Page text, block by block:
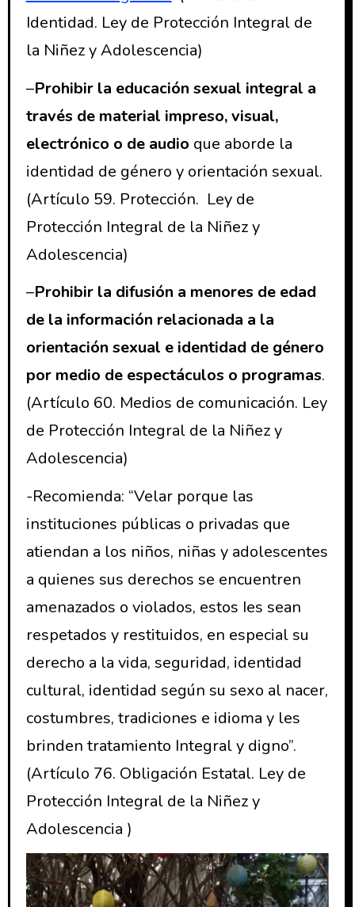
Identidad. Ley de Protección Integral de
la Niñez y Adolescencia)
–Prohibir la educación sexual integral a
través de material impreso, visual,
electrónico o de audio que aborde la
identidad de género y orientación sexual.
(Artículo 59. Protección. Ley de
Protección Integral de la Niñez y
Adolescencia)
–Prohibir la difusión a menores de edad
de la información relacionada a la
orientación sexual e identidad de género
por medio de espectáculos o programas.
(Artículo 60. Medios de comunicación. Ley
de Protección Integral de la Niñez y
Adolescencia)
-Recomienda: “Velar porque las
instituciones públicas o privadas que
atiendan a los niños, niñas y adolescentes
a quienes sus derechos se encuentren
amenazados o violados, estos Ies sean
respetados y restituidos, en especial su
derecho a la vida, seguridad, identidad
cultural, identidad según su sexo al nacer,
costumbres, tradiciones e idioma y les
brinden tratamiento Integral y digno”.
(Artículo 76. Obligación Estatal. Ley de
Protección Integral de la Niñez y
Adolescencia )